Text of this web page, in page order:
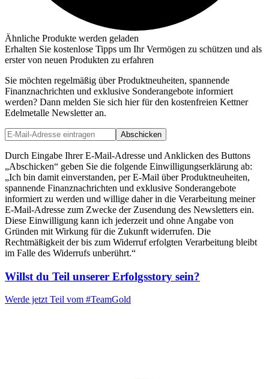
Ähnliche Produkte werden geladen
Erhalten Sie kostenlose Tipps um Ihr Vermögen zu schützen und als
erster von neuen Produkten zu erfahren
Sie möchten regelmäßig über Produktneuheiten, spannende
Finanznachrichten und exklusive Sonderangebote informiert
werden? Dann melden Sie sich hier für den kostenfreien Kettner
Edelmetalle Newsletter an.
Abschicken
Durch Eingabe Ihrer E-Mail-Adresse und Anklicken des Buttons
„Abschicken“ geben Sie die folgende Einwilligungserklärung ab:
„Ich bin damit einverstanden, per E-Mail über Produktneuheiten,
spannende Finanznachrichten und exklusive Sonderangebote
informiert zu werden und willige daher in die Verarbeitung meiner
E-Mail-Adresse zum Zwecke der Zusendung des Newsletters ein.
Diese Einwilligung kann ich jederzeit und ohne Angabe von
Gründen mit Wirkung für die Zukunft widerrufen. Die
Rechtmäßigkeit der bis zum Widerruf erfolgten Verarbeitung bleibt
im Falle des Widerrufs unberührt.“
Willst du Teil unserer Erfolgsstory sein?
Werde jetzt Teil vom #TeamGold